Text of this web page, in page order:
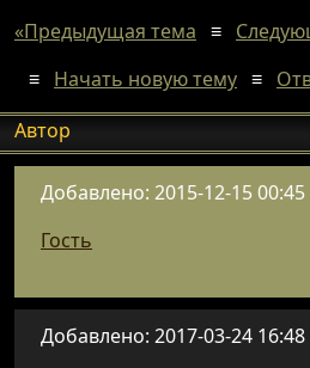
«Предыдущая тема ≡
≡ Начать новую тему ≡
Автор
Добавлено: 2015-12-15 00:45
Гость
Добавлено: 2017-03-24 16:48